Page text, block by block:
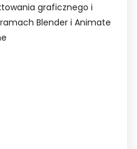
graficznego i
Blender i Animate